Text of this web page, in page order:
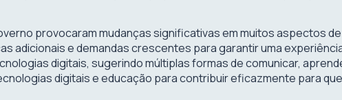
provocaram mudanças significativas em muitos aspectos
e demandas crescentes para garantir uma
digitais, sugerindo múltiplas formas de comunicar,
digitais e educação para contribuir eficazmente para